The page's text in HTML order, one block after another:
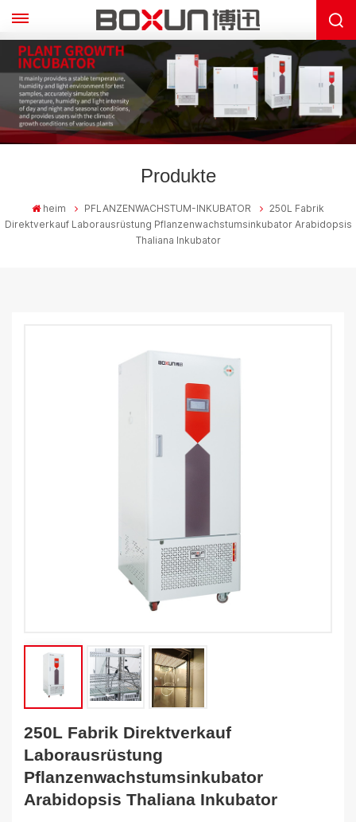
Produkte
heim PFLANZENWACHSTUM-INKUBATOR
250L Fabrik
Direktverkauf Laborausrüstung Pflanzenwachstumsinkubator Arabidopsis
Thaliana Inkubator
250L Fabrik Direktverkauf
Laborausrüstung
Pflanzenwachstumsinkubator
Arabidopsis Thaliana Inkubator